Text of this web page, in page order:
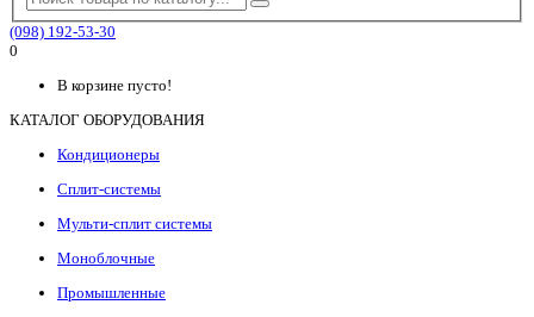
(098) 192-53-30
0
В корзине пусто!
КАТАЛОГ ОБОРУДОВАНИЯ
Кондиционеры
Сплит-системы
Мульти-сплит системы
Моноблочные
Промышленные